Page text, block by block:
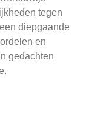
tegen
diepgaande
en
gedachten